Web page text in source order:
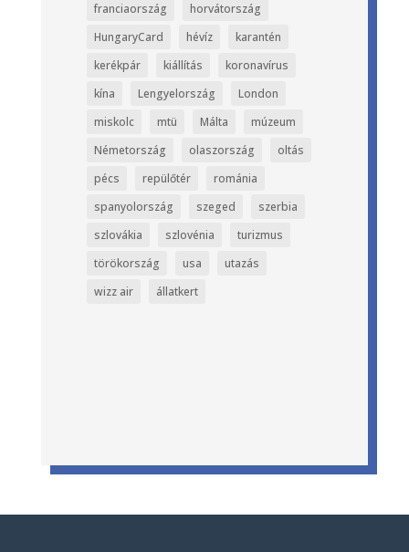
franciaország
horvátország
HungaryCard
hévíz
karantén
kerékpár
kiállítás
koronavírus
kína
Lengyelország
London
miskolc
mtü Málta
múzeum
Németország
olaszország
oltás
pécs
repülőtér
románia
spanyolország
szeged
szerbia
szlovákia
szlovénia
turizmus
törökország
usa
utazás
wizz air
állatkert